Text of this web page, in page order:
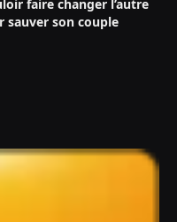
faire changer l’autre
sauver son couple